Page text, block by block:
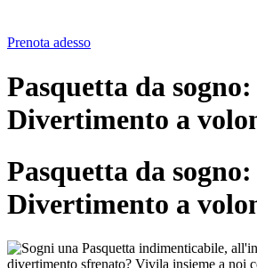
Prenota adesso
Pasquetta da
Divertimento a
Pasquetta da
Divertimento a